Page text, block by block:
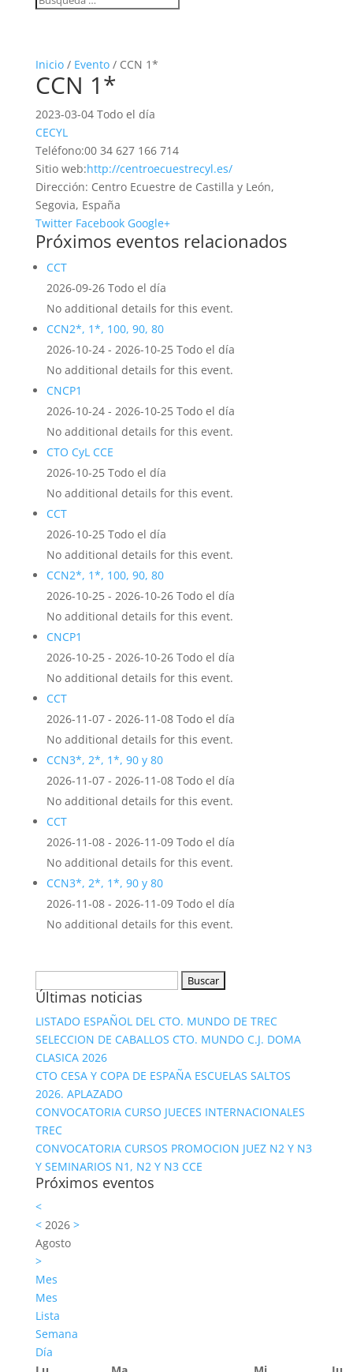
Inicio/ Evento/ CCN 1*
CCN 1*
2023-03-04 Todo el día
CECYL
Teléfono:00 34 627 166 714
Sitio web:http://centroecuestrecyl.es/
Dirección: Centro Ecuestre de Castilla y León,
Segovia, España
Twitter Facebook Google+
Próximos eventos relacionados
CCT
2026-09-26 Todo el día
No additional details for this event.
CCN2*, 1*, 100, 90, 80
2026-10-24 - 2026-10-25 Todo el día
No additional details for this event.
CNCP1
2026-10-24 - 2026-10-25 Todo el día
No additional details for this event.
CTO CyL CCE
2026-10-25 Todo el día
No additional details for this event.
CCT
2026-10-25 Todo el día
No additional details for this event.
CCN2*, 1*, 100, 90, 80
2026-10-25 - 2026-10-26 Todo el día
No additional details for this event.
CNCP1
2026-10-25 - 2026-10-26 Todo el día
No additional details for this event.
CCT
2026-11-07 - 2026-11-08 Todo el día
No additional details for this event.
CCN3*, 2*, 1*, 90 y 80
2026-11-07 - 2026-11-08 Todo el día
No additional details for this event.
CCT
2026-11-08 - 2026-11-09 Todo el día
No additional details for this event.
CCN3*, 2*, 1*, 90 y 80
2026-11-08 - 2026-11-09 Todo el día
No additional details for this event.
Últimas noticias
LISTADO ESPAÑOL DEL CTO. MUNDO DE TREC
SELECCION DE CABALLOS CTO. MUNDO C.J. DOMA
CLASICA 2026
CTO CESA Y COPA DE ESPAÑA ESCUELAS SALTOS
2026. APLAZADO
CONVOCATORIA CURSO JUECES INTERNACIONALES
TREC
CONVOCATORIA CURSOS PROMOCION JUEZ N2 Y N3
Y SEMINARIOS N1, N2 Y N3 CCE
Próximos eventos
<
<2026 >
Agosto
>
Mes
Mes
Lista
Semana
Día